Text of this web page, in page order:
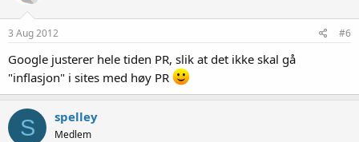
3 Aug 2012 #6
Google justerer hele tiden PR, slik at det ikke skal gå
"inflasjon" i sites med høy PR
S spelley
Medlem